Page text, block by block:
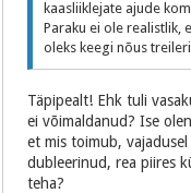
kaasliiklejate ajude
Paraku ei ole realistlik,
oleks keegi nõus
Täpipealt! Ehk tuli
ei võimaldanud? Ise
et mis toimub,
dubleerinud, rea piires
teha?